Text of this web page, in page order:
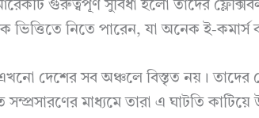
গুরুত্বপূর্ণ সুবিধা হলো তাদের
ভিত্তিতে নিতে পারেন, যা অনেক ই-কমার্স
দেশের সব অঞ্চলে বিস্তৃত নয়। তাদের
সম্প্রসারণের মাধ্যমে তারা এ ঘাটতি কাটিয়ে